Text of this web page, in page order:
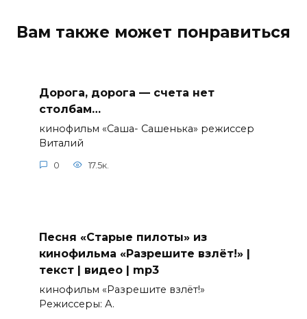
Вам также может понравиться
Дорога, дорога — счета нет
столбам…
кинофильм «Саша- Сашенька» режиссер
Виталий
0 17.5к.
Песня «Старые пилоты» из
кинофильма «Разрешите взлёт!» |
текст | видео | mp3
кинофильм «Разрешите взлёт!»
Режиссеры: А.